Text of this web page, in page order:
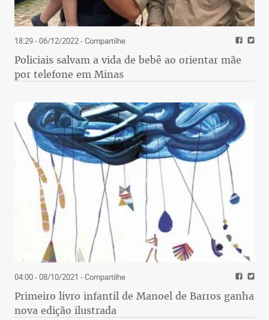
18:29 - 06/12/2022- Compartilhe
Policiais salvam a vida de bebê ao orientar mãe
por telefone em Minas
04:00 - 08/10/2021 - Compartilhe
Primeiro livro infantil de Manoel de Barros ganha
nova edição ilustrada